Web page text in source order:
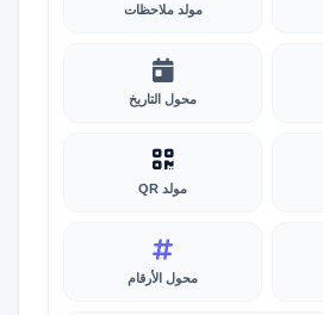
مولد ملاحظات
محول التاريخ
مولد QR
محول الأرقام